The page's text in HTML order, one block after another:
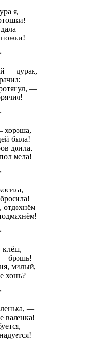
я,
дала —
ножки!
— дурак, —
—
хороша,
была!
доила,
мела!
отдохнём
брошь!
милый,
хошь?
—
валенка!
—